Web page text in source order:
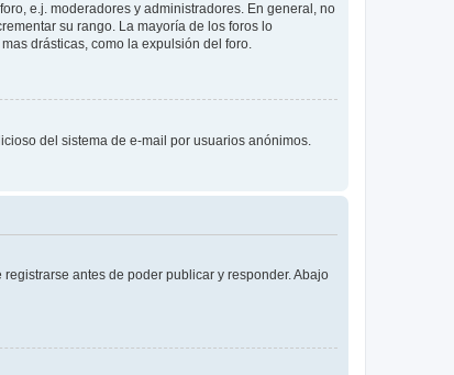
e.j. moderadores y administradores. En general, no
su rango. La mayoría de los foros lo
drásticas, como la expulsión del foro.
del sistema de e-mail por usuarios anónimos.
antes de poder publicar y responder. Abajo